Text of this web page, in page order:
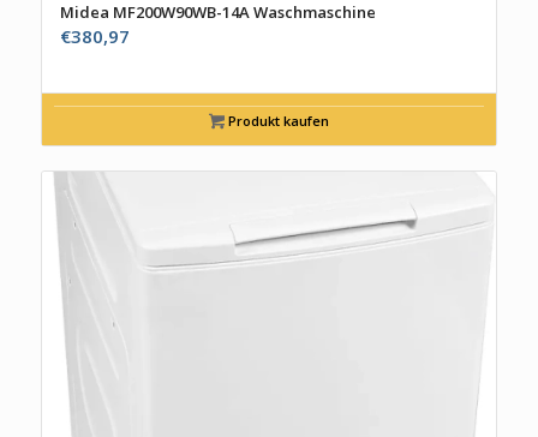
Midea MF200W90WB-14A Waschmaschine
€380,97
Produkt kaufen